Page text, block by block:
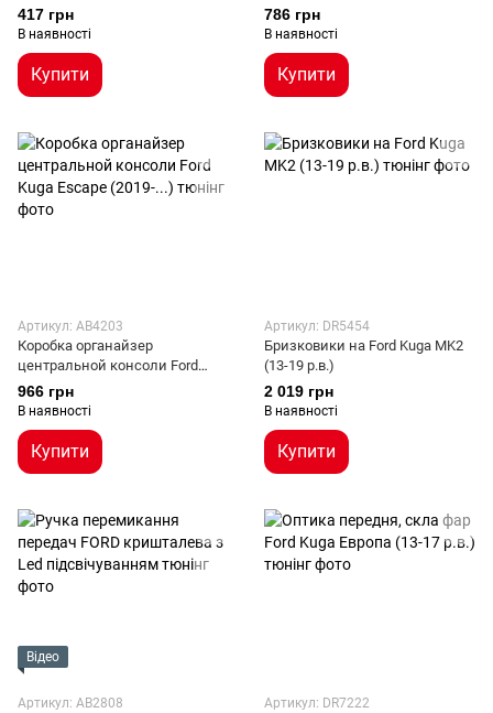
417 грн
В наявності
Купити
786 грн
В наявності
Купити
Артикул: AB4203
Коробка органайзер
центральной консоли Ford
Kuga Escape (2019-...)
966 грн
В наявності
Купити
Артикул: DR5454
Бризковики на Ford Kuga MK2
(13-19 р.в.)
2 019 грн
В наявності
Купити
Відео
Артикул: AB2808 Артикул: DR7222